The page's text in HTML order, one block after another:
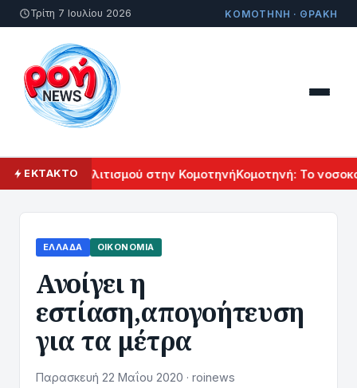
Τρίτη 7 Ιουλίου 2026 ΚΟΜΟΤΗΝΗ · ΘΡΑΚΗ
ΕΚΤΑΚΤΟΠολιτισμού στην ΚομοτηνήΚομοτηνή: Το
ΕΛΛΆΔΑ ΟΙΚΟΝΟΜΊΑ
Ανοίγει η
εστίαση,απογοήτευση
για τα μέτρα
Παρασκευή 22 Μαΐου 2020 · roinews